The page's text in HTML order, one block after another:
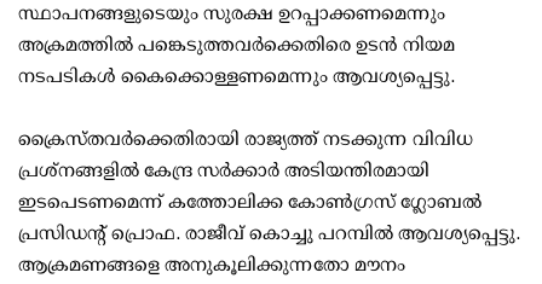
സ്ഥാപനങ്ങളുടെയും സുരക്ഷ ഉറപ്പാക്കണമെന്നും
അക്രമത്തില്‍ പങ്കെടുത്തവര്‍ക്കെതിരെ ഉടന്‍ നിയമ
നടപടികള്‍ കൈക്കൊള്ളണമെന്നും ആവശ്യപ്പെട്ടു.
ക്രൈസ്തവര്‍ക്കെതിരായി രാജ്യത്ത് നടക്കുന്ന വിവിധ
പ്രശ്‌നങ്ങളില്‍ കേന്ദ്ര സര്‍ക്കാര്‍ അടിയന്തിരമായി
ഇടപെടണമെന്ന് കത്തോലിക്ക കോണ്‍ഗ്രസ് ഗ്ലോബല്‍
പ്രസിഡന്റ് പ്രൊഫ. രാജീവ് കൊച്ചു പറമ്പില്‍ ആവശ്യപ്പെട്ടു.
ആക്രമണങ്ങളെ അനുകൂലിക്കുന്നതോ മൗനം